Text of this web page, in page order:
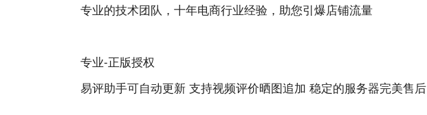
专业的技术团队，十年电商行业经验，助您引爆店铺流量
专业-正版授权
易评助手可自动更新 支持视频评价晒图追加 稳定的服务器完美售后